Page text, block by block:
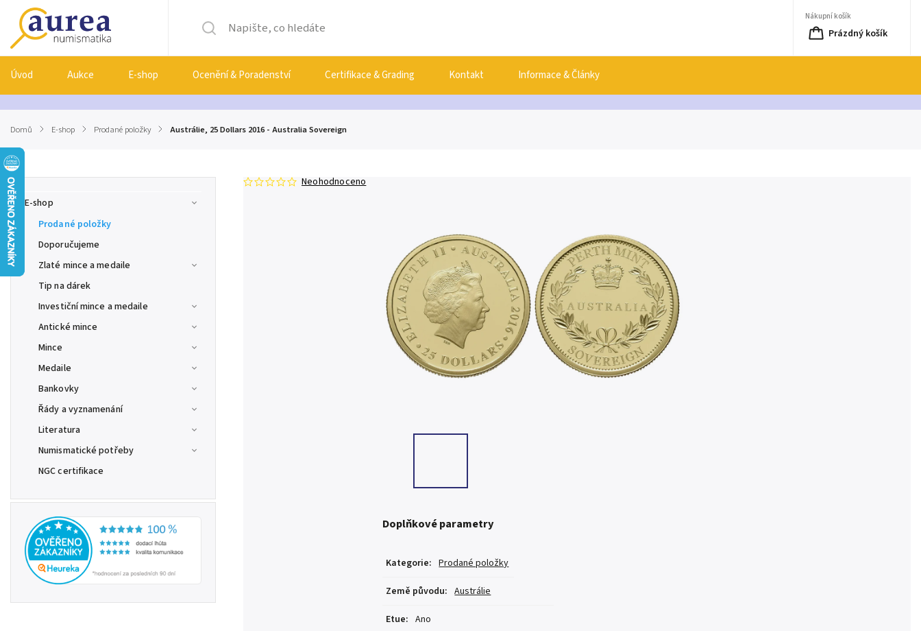
Nákupní košík
Prázdný košík
Úvod Aukce E-shop Ocenění & Poradenství Certifikace & Grading Kontakt Informace & Články
Domů / E-shop / Prodané položky / Austrálie, 25 Dollars 2016 - Australia Sovereign
E-shop
Prodané položky
Doporučujeme
Zlaté mince a medaile
Tip na dárek
Investiční mince a medaile
Antické mince
Mince
Medaile
Bankovky
Řády a vyznamenání
Literatura
Numismatické potřeby
NGC certifikace
Neohodnoceno
Doplňkové parametry
Kategorie: Prodané položky
Země původu: Austrálie
Etue: Ano